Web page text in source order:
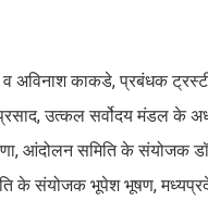
व अविनाश काकडे, प्रबंधक
उत्कल सर्वोदय मंडल के
आंदोलन समिति के संयोजक डॉ
के संयोजक भूपेश भूषण,